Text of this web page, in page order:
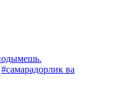
#самарадорлик ва